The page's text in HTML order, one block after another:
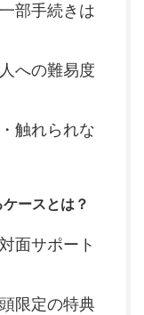
部手続きは
への難易度
触れられな
ースとは？
面サポート
限定の特典